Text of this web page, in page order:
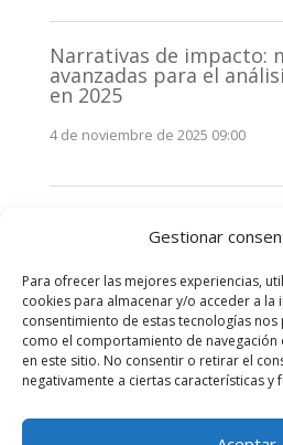
Gestionar
Para ofrecer las mejores experiencias,
cookies para almacenar y/o acceder a
consentimiento de estas tecnologías
como el comportamiento de navegación
en este sitio. No consentir o retirar el
negativamente a ciertas características y
Narrativas de impacto:
avanzadas para el
en 2025
4 de noviembre de 2025 09:00
stakeholders en 2025:
3 de noviembre de 2025 09:00
Comentarios